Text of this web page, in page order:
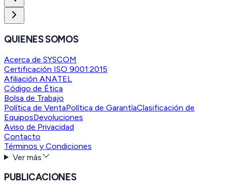
QUIENES SOMOS
Acerca de SYSCOM
Certificación ISO 9001:2015
Afiliación ANATEL
Código de Ética
Bolsa de Trabajo
Política de VentaPolítica de GarantíaClasificación de
EquiposDevoluciones
Aviso de Privacidad
Contacto
Términos y Condiciones
Ver más
PUBLICACIONES